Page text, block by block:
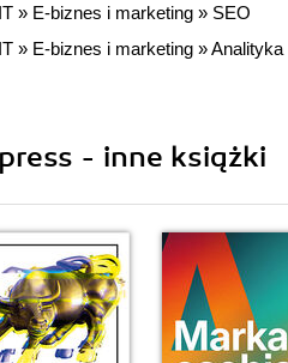
» E-biznes i marketing » SEO
» E-biznes i marketing »Analityka
- inne książki